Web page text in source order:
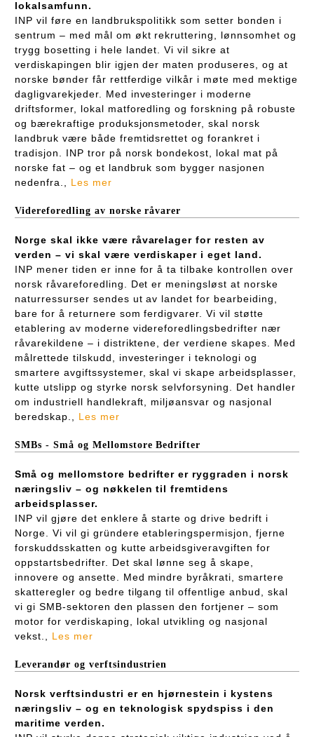
lokalsamfunn.
INP vil føre en landbrukspolitikk som setter bonden i
sentrum – med mål om økt rekruttering, lønnsomhet og
trygg bosetting i hele landet. Vi vil sikre at
verdiskapingen blir igjen der maten produseres, og at
norske bønder får rettferdige vilkår i møte med mektige
dagligvarekjeder. Med investeringer i moderne
driftsformer, lokal matforedling og forskning på robuste
og bærekraftige produksjonsmetoder, skal norsk
landbruk være både fremtidsrettet og forankret i
tradisjon. INP tror på norsk bondekost, lokal mat på
norske fat – og et landbruk som bygger nasjonen
nedenfra., Les mer
Videreforedling av norske råvarer
Norge skal ikke være råvarelager for resten av
verden – vi skal være verdiskaper i eget land.
INP mener tiden er inne for å ta tilbake kontrollen over
norsk råvareforedling. Det er meningsløst at norske
naturressurser sendes ut av landet for bearbeiding,
bare for å returnere som ferdigvarer. Vi vil støtte
etablering av moderne videreforedlingsbedrifter nær
råvarekildene – i distriktene, der verdiene skapes. Med
målrettede tilskudd, investeringer i teknologi og
smartere avgiftssystemer, skal vi skape arbeidsplasser,
kutte utslipp og styrke norsk selvforsyning. Det handler
om industriell handlekraft, miljøansvar og nasjonal
beredskap., Les mer
SMBs - Små og Mellomstore Bedrifter
Små og mellomstore bedrifter er ryggraden i norsk
næringsliv – og nøkkelen til fremtidens
arbeidsplasser.
INP vil gjøre det enklere å starte og drive bedrift i
Norge. Vi vil gi gründere etableringspermisjon, fjerne
forskuddsskatten og kutte arbeidsgiveravgiften for
oppstartsbedrifter. Det skal lønne seg å skape,
innovere og ansette. Med mindre byråkrati, smartere
skatteregler og bedre tilgang til offentlige anbud, skal
vi gi SMB-sektoren den plassen den fortjener – som
motor for verdiskaping, lokal utvikling og nasjonal
vekst., Les mer
Leverandør og verftsindustrien
Norsk verftsindustri er en hjørnestein i kystens
næringsliv – og en teknologisk spydspiss i den
maritime verden.